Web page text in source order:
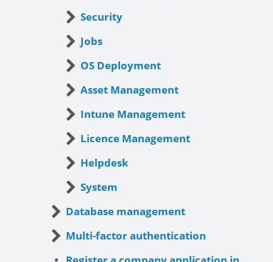
Security
Jobs
OS Deployment
Asset Management
Intune Management
Licence Management
Helpdesk
System
Database management
Multi-factor authentication